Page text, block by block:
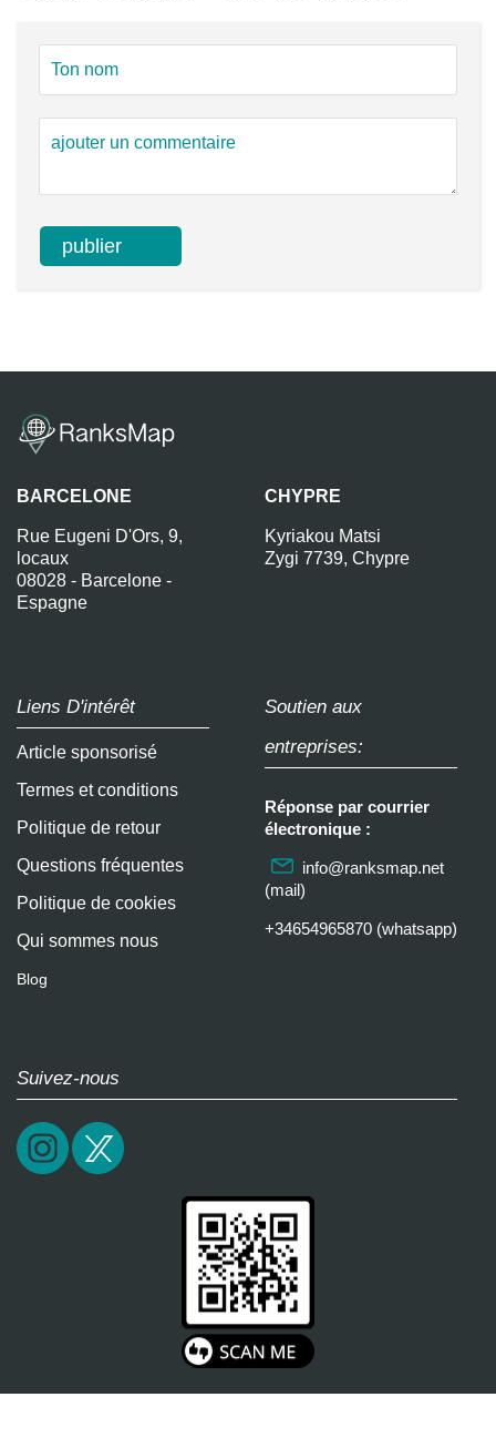
BARCELONE
Rue Eugeni D'Ors, 9,
locaux
08028 - Barcelone -
Espagne
CHYPRE
Kyriakou Matsi
Zygi 7739, Chypre
Liens D'intérêt
Article sponsorisé
Termes et conditions
Politique de retour
Questions fréquentes
Politique de cookies
Qui sommes nous
Blog
Soutien aux
entreprises:
Réponse par courrier
électronique :
info@ranksmap.net
(mail)
+34654965870 (whatsapp)
Suivez-nous